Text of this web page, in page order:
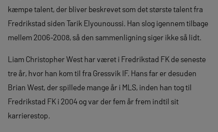
kæmpe talent, der bliver beskrevet som det største talent fra
Fredrikstad siden Tarik Elyounoussi. Han slog igennem tilbage
mellem 2006-2008, så den sammenligning siger ikke så lidt.
Liam Christopher West har været i Fredrikstad FK de seneste
tre år, hvor han kom til fra Gressvik IF. Hans far er desuden
Brian West, der spillede mange år i MLS, inden han tog til
Fredrikstad FK i 2004 og var der fem år frem indtil sit
karrierestop.